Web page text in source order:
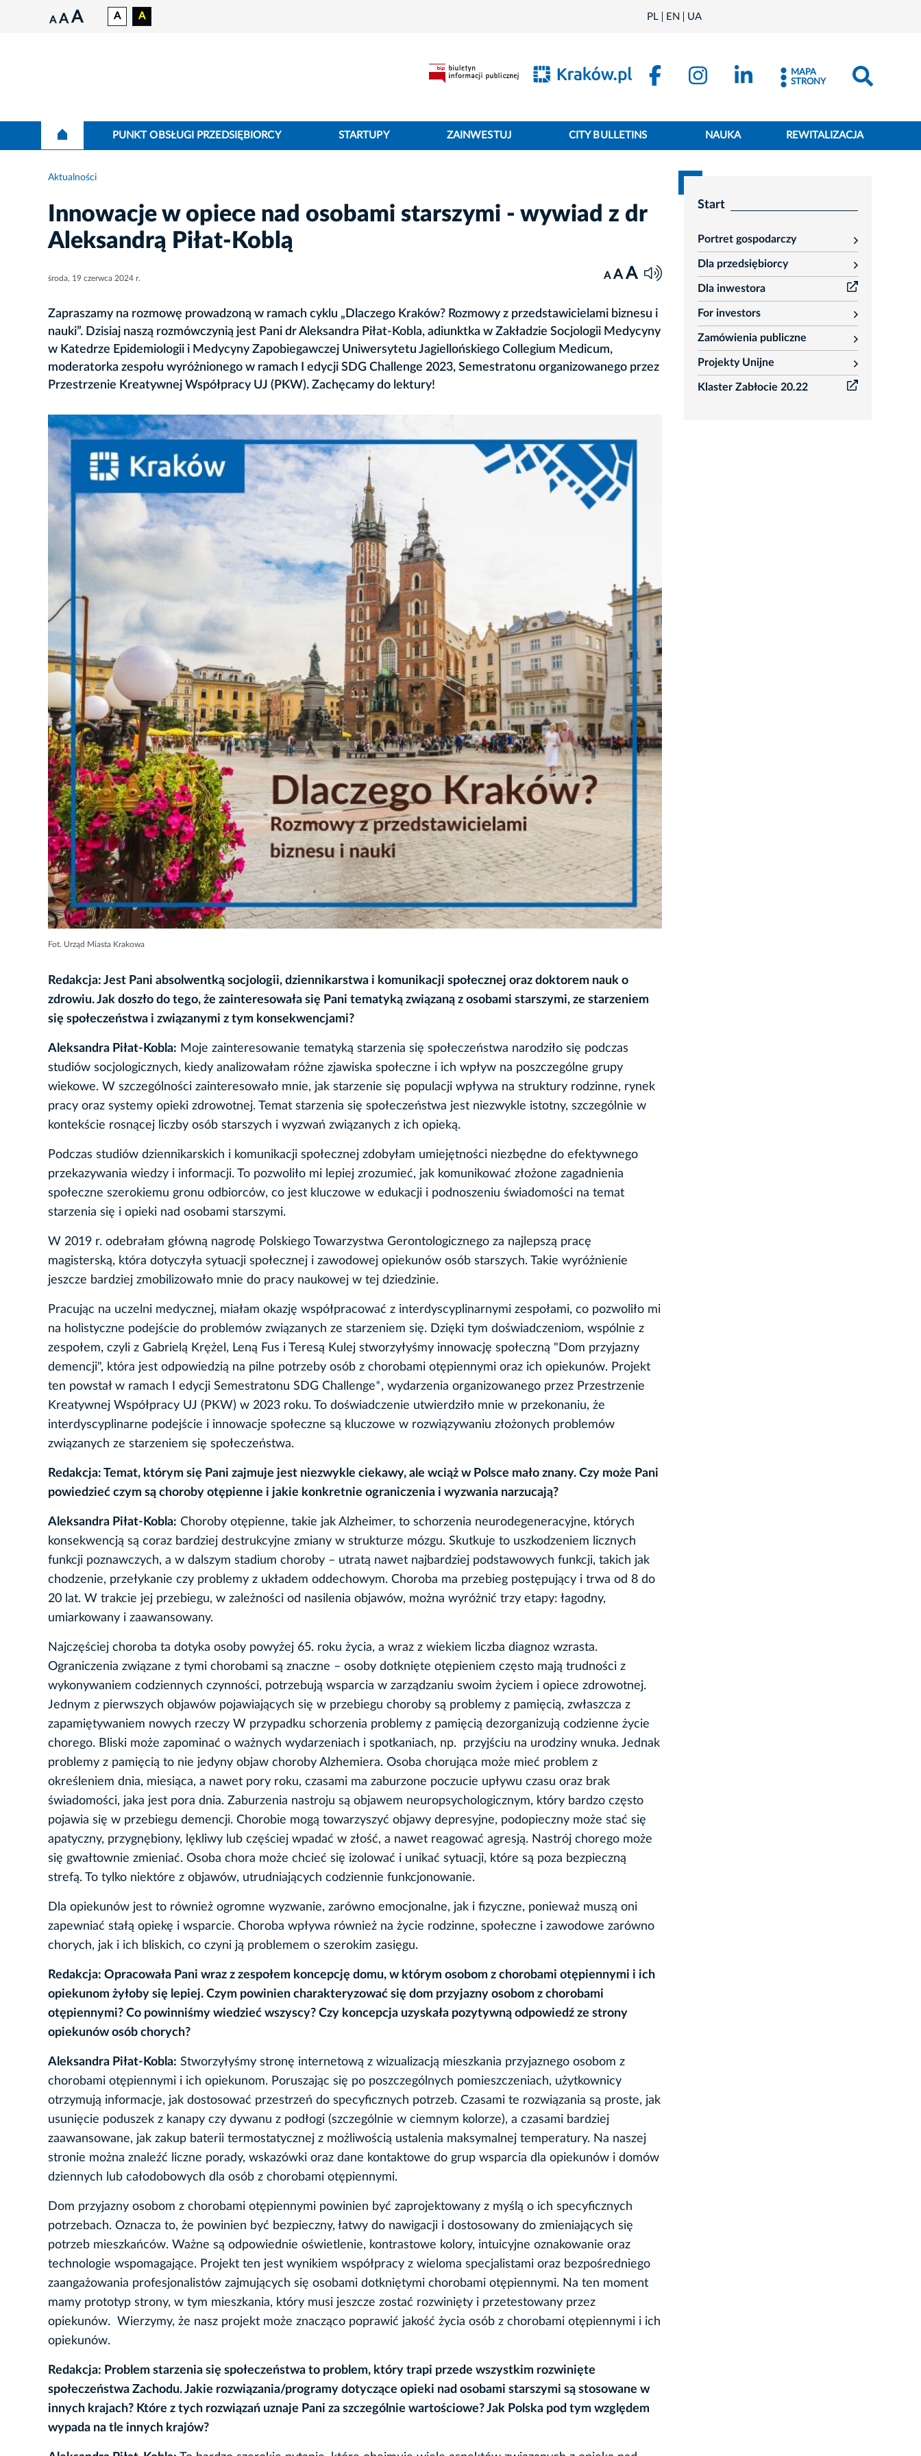
A A A A A PL EN UA
MAPA
STRONY
PUNKT OBSŁUGI PRZEDSIĘBIORCY STARTUPY ZAINWESTUJ CITY BULLETINS NAUKA REWITALIZACJA
Aktualności
Innowacje w opiece nad osobami starszymi - wywiad z dr
Aleksandrą Piłat-Koblą
środa, 19 czerwca 2024 r. A A A
Zapraszamy na rozmowę prowadzoną w ramach cyklu „Dlaczego Kraków? Rozmowy z przedstawicielami biznesu i
nauki”. Dzisiaj naszą rozmówczynią jest Pani dr Aleksandra Piłat-Kobla, adiunktka w Zakładzie Socjologii Medycyny
w Katedrze Epidemiologii i Medycyny Zapobiegawczej Uniwersytetu Jagiellońskiego Collegium Medicum,
moderatorka zespołu wyróżnionego w ramach I edycji SDG Challenge 2023, Semestratonu organizowanego przez
Przestrzenie Kreatywnej Współpracy UJ (PKW). Zachęcamy do lektury!
Fot. Urząd Miasta Krakowa
Redakcja: Jest Pani absolwentką socjologii, dziennikarstwa i komunikacji społecznej oraz doktorem nauk o
zdrowiu. Jak doszło do tego, że zainteresowała się Pani tematyką związaną z osobami starszymi, ze starzeniem
się społeczeństwa i związanymi z tym konsekwencjami?
Aleksandra Piłat-Kobla: Moje zainteresowanie tematyką starzenia się społeczeństwa narodziło się podczas
studiów socjologicznych, kiedy analizowałam różne zjawiska społeczne i ich wpływ na poszczególne grupy
wiekowe. W szczególności zainteresowało mnie, jak starzenie się populacji wpływa na struktury rodzinne, rynek
pracy oraz systemy opieki zdrowotnej. Temat starzenia się społeczeństwa jest niezwykle istotny, szczególnie w
kontekście rosnącej liczby osób starszych i wyzwań związanych z ich opieką.
Podczas studiów dziennikarskich i komunikacji społecznej zdobyłam umiejętności niezbędne do efektywnego
przekazywania wiedzy i informacji. To pozwoliło mi lepiej zrozumieć, jak komunikować złożone zagadnienia
społeczne szerokiemu gronu odbiorców, co jest kluczowe w edukacji i podnoszeniu świadomości na temat
starzenia się i opieki nad osobami starszymi.
W 2019 r. odebrałam główną nagrodę Polskiego Towarzystwa Gerontologicznego za najlepszą pracę
magisterską, która dotyczyła sytuacji społecznej i zawodowej opiekunów osób starszych. Takie wyróżnienie
jeszcze bardziej zmobilizowało mnie do pracy naukowej w tej dziedzinie.
Pracując na uczelni medycznej, miałam okazję współpracować z interdyscyplinarnymi zespołami, co pozwoliło mi
na holistyczne podejście do problemów związanych ze starzeniem się. Dzięki tym doświadczeniom, wspólnie z
zespołem, czyli z Gabrielą Krężel, Leną Fus i Teresą Kulej stworzyłyśmy innowację społeczną "Dom przyjazny
demencji", która jest odpowiedzią na pilne potrzeby osób z chorobami otępiennymi oraz ich opiekunów. Projekt
ten powstał w ramach I edycji Semestratonu SDG Challenge*, wydarzenia organizowanego przez Przestrzenie
Kreatywnej Współpracy UJ (PKW) w 2023 roku. To doświadczenie utwierdziło mnie w przekonaniu, że
interdyscyplinarne podejście i innowacje społeczne są kluczowe w rozwiązywaniu złożonych problemów
związanych ze starzeniem się społeczeństwa.
Redakcja: Temat, którym się Pani zajmuje jest niezwykle ciekawy, ale wciąż w Polsce mało znany. Czy może Pani
powiedzieć czym są choroby otępienne i jakie konkretnie ograniczenia i wyzwania narzucają?
Aleksandra Piłat-Kobla: Choroby otępienne, takie jak Alzheimer, to schorzenia neurodegeneracyjne, których
konsekwencją są coraz bardziej destrukcyjne zmiany w strukturze mózgu. Skutkuje to uszkodzeniem licznych
funkcji poznawczych, a w dalszym stadium choroby – utratą nawet najbardziej podstawowych funkcji, takich jak
chodzenie, przełykanie czy problemy z układem oddechowym. Choroba ma przebieg postępujący i trwa od 8 do
20 lat. W trakcie jej przebiegu, w zależności od nasilenia objawów, można wyróżnić trzy etapy: łagodny,
umiarkowany i zaawansowany.
Najczęściej choroba ta dotyka osoby powyżej 65. roku życia, a wraz z wiekiem liczba diagnoz wzrasta.
Ograniczenia związane z tymi chorobami są znaczne – osoby dotknięte otępieniem często mają trudności z
wykonywaniem codziennych czynności, potrzebują wsparcia w zarządzaniu swoim życiem i opiece zdrowotnej.
Jednym z pierwszych objawów pojawiających się w przebiegu choroby są problemy z pamięcią, zwłaszcza z
zapamiętywaniem nowych rzeczy W przypadku schorzenia problemy z pamięcią dezorganizują codzienne życie
chorego. Bliski może zapominać o ważnych wydarzeniach i spotkaniach, np. przyjściu na urodziny wnuka. Jednak
problemy z pamięcią to nie jedyny objaw choroby Alzhemiera. Osoba chorująca może mieć problem z
określeniem dnia, miesiąca, a nawet pory roku, czasami ma zaburzone poczucie upływu czasu oraz brak
świadomości, jaka jest pora dnia. Zaburzenia nastroju są objawem neuropsychologicznym, który bardzo często
pojawia się w przebiegu demencji. Chorobie mogą towarzyszyć objawy depresyjne, podopieczny może stać się
apatyczny, przygnębiony, lękliwy lub częściej wpadać w złość, a nawet reagować agresją. Nastrój chorego może
się gwałtownie zmieniać. Osoba chora może chcieć się izolować i unikać sytuacji, które są poza bezpieczną
strefą. To tylko niektóre z objawów, utrudniających codziennie funkcjonowanie.
Dla opiekunów jest to również ogromne wyzwanie, zarówno emocjonalne, jak i fizyczne, ponieważ muszą oni
zapewniać stałą opiekę i wsparcie. Choroba wpływa również na życie rodzinne, społeczne i zawodowe zarówno
chorych, jak i ich bliskich, co czyni ją problemem o szerokim zasięgu.
Redakcja: Opracowała Pani wraz z zespołem koncepcję domu, w którym osobom z chorobami otępiennymi i ich
opiekunom żyłoby się lepiej. Czym powinien charakteryzować się dom przyjazny osobom z chorobami
otępiennymi? Co powinniśmy wiedzieć wszyscy? Czy koncepcja uzyskała pozytywną odpowiedź ze strony
opiekunów osób chorych?
Aleksandra Piłat-Kobla: Stworzyłyśmy stronę internetową z wizualizacją mieszkania przyjaznego osobom z
chorobami otępiennymi i ich opiekunom. Poruszając się po poszczególnych pomieszczeniach, użytkownicy
otrzymują informacje, jak dostosować przestrzeń do specyficznych potrzeb. Czasami te rozwiązania są proste, jak
usunięcie poduszek z kanapy czy dywanu z podłogi (szczególnie w ciemnym kolorze), a czasami bardziej
zaawansowane, jak zakup baterii termostatycznej z możliwością ustalenia maksymalnej temperatury. Na naszej
stronie można znaleźć liczne porady, wskazówki oraz dane kontaktowe do grup wsparcia dla opiekunów i domów
dziennych lub całodobowych dla osób z chorobami otępiennymi.
Dom przyjazny osobom z chorobami otępiennymi powinien być zaprojektowany z myślą o ich specyficznych
potrzebach. Oznacza to, że powinien być bezpieczny, łatwy do nawigacji i dostosowany do zmieniających się
potrzeb mieszkańców. Ważne są odpowiednie oświetlenie, kontrastowe kolory, intuicyjne oznakowanie oraz
technologie wspomagające. Projekt ten jest wynikiem współpracy z wieloma specjalistami oraz bezpośredniego
zaangażowania profesjonalistów zajmujących się osobami dotkniętymi chorobami otępiennymi. Na ten moment
mamy prototyp strony, w tym mieszkania, który musi jeszcze zostać rozwinięty i przetestowany przez
opiekunów. Wierzymy, że nasz projekt może znacząco poprawić jakość życia osób z chorobami otępiennymi i ich
opiekunów.
Redakcja: Problem starzenia się społeczeństwa to problem, który trapi przede wszystkim rozwinięte
społeczeństwa Zachodu. Jakie rozwiązania/programy dotyczące opieki nad osobami starszymi są stosowane w
innych krajach? Które z tych rozwiązań uznaje Pani za szczególnie wartościowe? Jak Polska pod tym względem
wypada na tle innych krajów?
Start
Portret gospodarczy
rozwiń
Dla przedsiębiorcy
rozwiń
Dla inwestora
For investors
rozwiń
Zamówienia publiczne
rozwiń
Projekty Unijne
rozwiń
Klaster Zabłocie 20.22